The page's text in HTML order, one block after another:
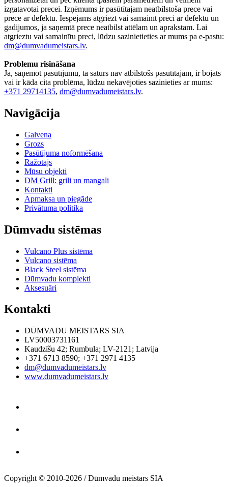
izgatavotai precei. Izņēmums ir pasūtītajam neatbilstoša prece vai
prece ar defektu. Iespējams atgriezt vai samainīt preci ar defektu un
gadijumos, ja saņemtā prece neatbilst attēlam un aprakstam. Lai
atgrieztu vai samainītu preci, lūdzu sazinietieties ar mums pa e-pastu:
dm@dumvadumeistars.lv.
Problemu risināšana
Ja, saņemot pasūtījumu, tā saturs nav atbilstošs pasūtītajam, ir bojāts
vai ir kāda cita problēma, lūdzu nekavējoties sazinieties ar mums:
+371 29714135, dm@dumvadumeistars.lv.
Navigācija
Galvena
Grozs
Pasūtījuma noformēšana
Ražotājs
Mūsu objekti
DM Grill: grili un mangali
Kontakti
Apmaksa un piegāde
Privātuma politika
Dūmvadu sistēmas
Vulcano Plus sistēma
Vulcano sistēma
Black Steel sistēma
Dūmvadu komplekti
Aksesuāri
Kontakti
DŪMVADU MEISTARS SIA
LV50003731161
Kaudzīšu 42; Rumbula; LV-2121 ; Latvija
+371 6713 8590; +371 2971 4135
dm@dumvadumeistars.lv
www.dumvadumeistars.lv
Copyright © 2010-2026 / Dūmvadu meistars SIA